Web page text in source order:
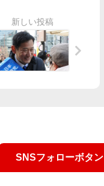
SNSフォローボタン